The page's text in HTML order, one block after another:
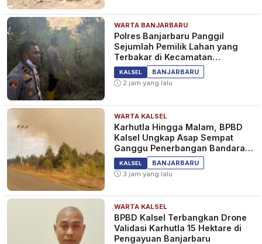
WARTA BANJARBARU
Polres Banjarbaru Panggil
Sejumlah Pemilik Lahan yang
Terbakar di Kecamatan
Cempaka
KALSEL
BANJARBARU
2 jam yang lalu
WARTA KALSEL
Karhutla Hingga Malam, BPBD
Kalsel Ungkap Asap Sempat
Ganggu Penerbangan Bandara
Syamsudin Noor
KALSEL
BANJARBARU
3 jam yang lalu
WARTA KALSEL
BPBD Kalsel Terbangkan Drone
Validasi Karhutla 15 Hektare di
Pengayuan Banjarbaru